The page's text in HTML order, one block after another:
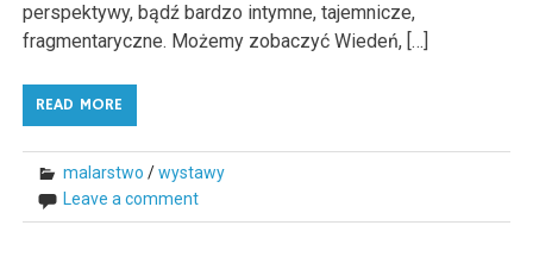
perspektywy, bądź bardzo intymne, tajemnicze,
fragmentaryczne. Możemy zobaczyć Wiedeń, […]
READ MORE
malarstwo /wystawy
Leave a comment